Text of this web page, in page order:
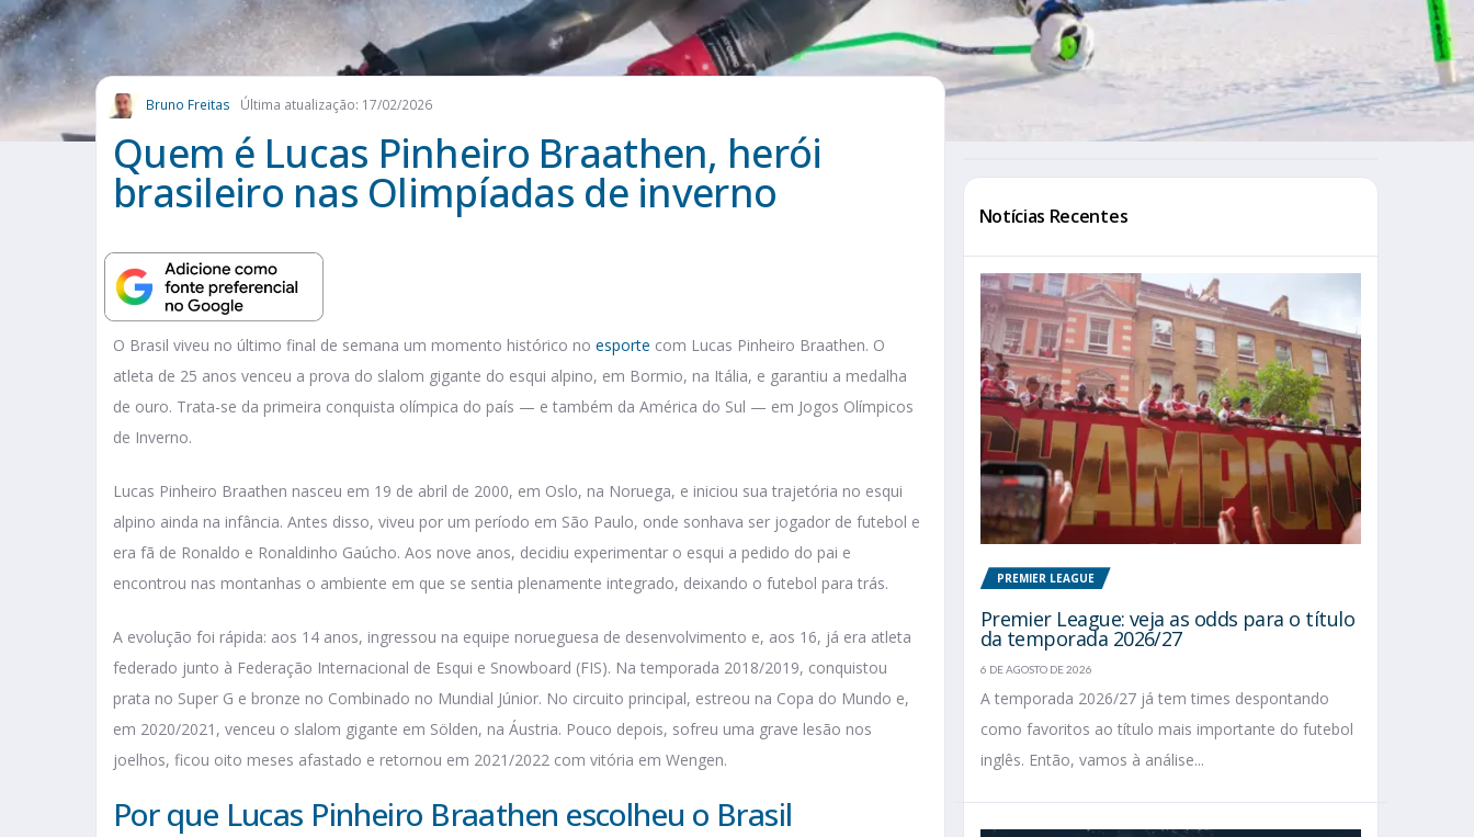
Bruno Freitas Última atualização: 17/02/2026
Quem é Lucas Pinheiro Braathen, herói
brasileiro nas Olimpíadas de inverno
O Brasil viveu no último final de semana um momento histórico no esporte com Lucas Pinheiro Braathen. O
atleta de 25 anos venceu a prova do slalom gigante do esqui alpino, em Bormio, na Itália, e garantiu a medalha
de ouro. Trata-se da primeira conquista olímpica do país — e também da América do Sul — em Jogos Olímpicos
de Inverno.
Lucas Pinheiro Braathen nasceu em 19 de abril de 2000, em Oslo, na Noruega, e iniciou sua trajetória no esqui
alpino ainda na infância. Antes disso, viveu por um período em São Paulo, onde sonhava ser jogador de futebol e
era fã de Ronaldo e Ronaldinho Gaúcho. Aos nove anos, decidiu experimentar o esqui a pedido do pai e
encontrou nas montanhas o ambiente em que se sentia plenamente integrado, deixando o futebol para trás.
A evolução foi rápida: aos 14 anos, ingressou na equipe norueguesa de desenvolvimento e, aos 16, já era atleta
federado junto à Federação Internacional de Esqui e Snowboard (FIS). Na temporada 2018/2019, conquistou
prata no Super G e bronze no Combinado no Mundial Júnior. No circuito principal, estreou na Copa do Mundo e,
em 2020/2021, venceu o slalom gigante em Sölden, na Áustria. Pouco depois, sofreu uma grave lesão nos
joelhos, ficou oito meses afastado e retornou em 2021/2022 com vitória em Wengen.
Por que Lucas Pinheiro Braathen escolheu o Brasil
Notícias Recentes
PREMIER LEAGUE
Premier League: veja as odds para o título
da temporada 2026/27
6 DE AGOSTO DE 2026
A temporada 2026/27 já tem times despontando
como favoritos ao título mais importante do futebol
inglês. Então, vamos à análise...